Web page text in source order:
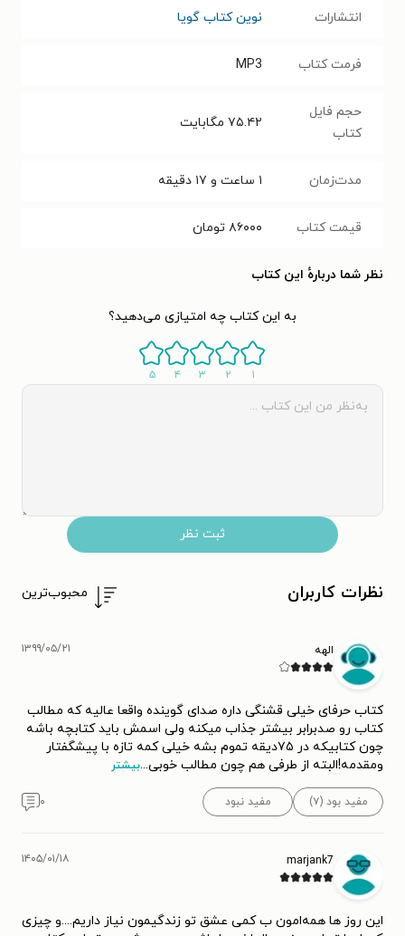
انتشارات نوین کتاب گویا
فرمت کتاب MP3
حجم فایل
کتاب
۷۵.۴۲ مگابایت
مدت‌زمان ۱ ساعت و ۱۷ دقیقه
قیمت کتاب ۸۶۰۰۰ تومان
نظر شما دربارهٔ این کتاب
به این کتاب چه امتیازی می‌دهید؟
۱ ۲ ۳ ۴ ۵
ثبت نظر
نظرات کاربران محبوب‌ترین
الهه ۱۳۹۹/۰۵/۲۱
کتاب حرفای خیلی قشنگی داره صدای گوینده واقعا عالیه که مطالب
کتاب رو صدبرابر بیشتر جذاب میکنه ولی اسمش باید کتابچه باشه
چون کتابیکه در ۷۵دیقه تموم بشه خیلی کمه تازه با پیشگفتار
ومقدمه!البته از طرفی هم چون مطالب خوبی...بیشتر
مفید بود (۷) مفید نبود ۰
marjank7 ۱۴۰۵/۰۱/۱۸
این روز ها همه‌امون ب کمی عشق تو زندگیمون نیاز داریم....و چیزی